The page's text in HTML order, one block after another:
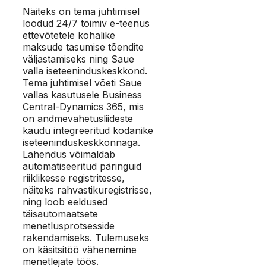
Näiteks on tema juhtimisel
loodud 24/7 toimiv e-teenus
ettevõtetele kohalike
maksude tasumise tõendite
väljastamiseks ning Saue
valla iseteeninduskeskkond.
Tema juhtimisel võeti Saue
vallas kasutusele Business
Central-Dynamics 365, mis
on andmevahetusliideste
kaudu integreeritud kodanike
iseteeninduskeskkonnaga.
Lahendus võimaldab
automatiseeritud päringuid
riiklikesse registritesse,
näiteks rahvastikuregistrisse,
ning loob eeldused
täisautomaatsete
menetlusprotsesside
rakendamiseks. Tulemuseks
on käsitsitöö vähenemine
menetlejate töös.